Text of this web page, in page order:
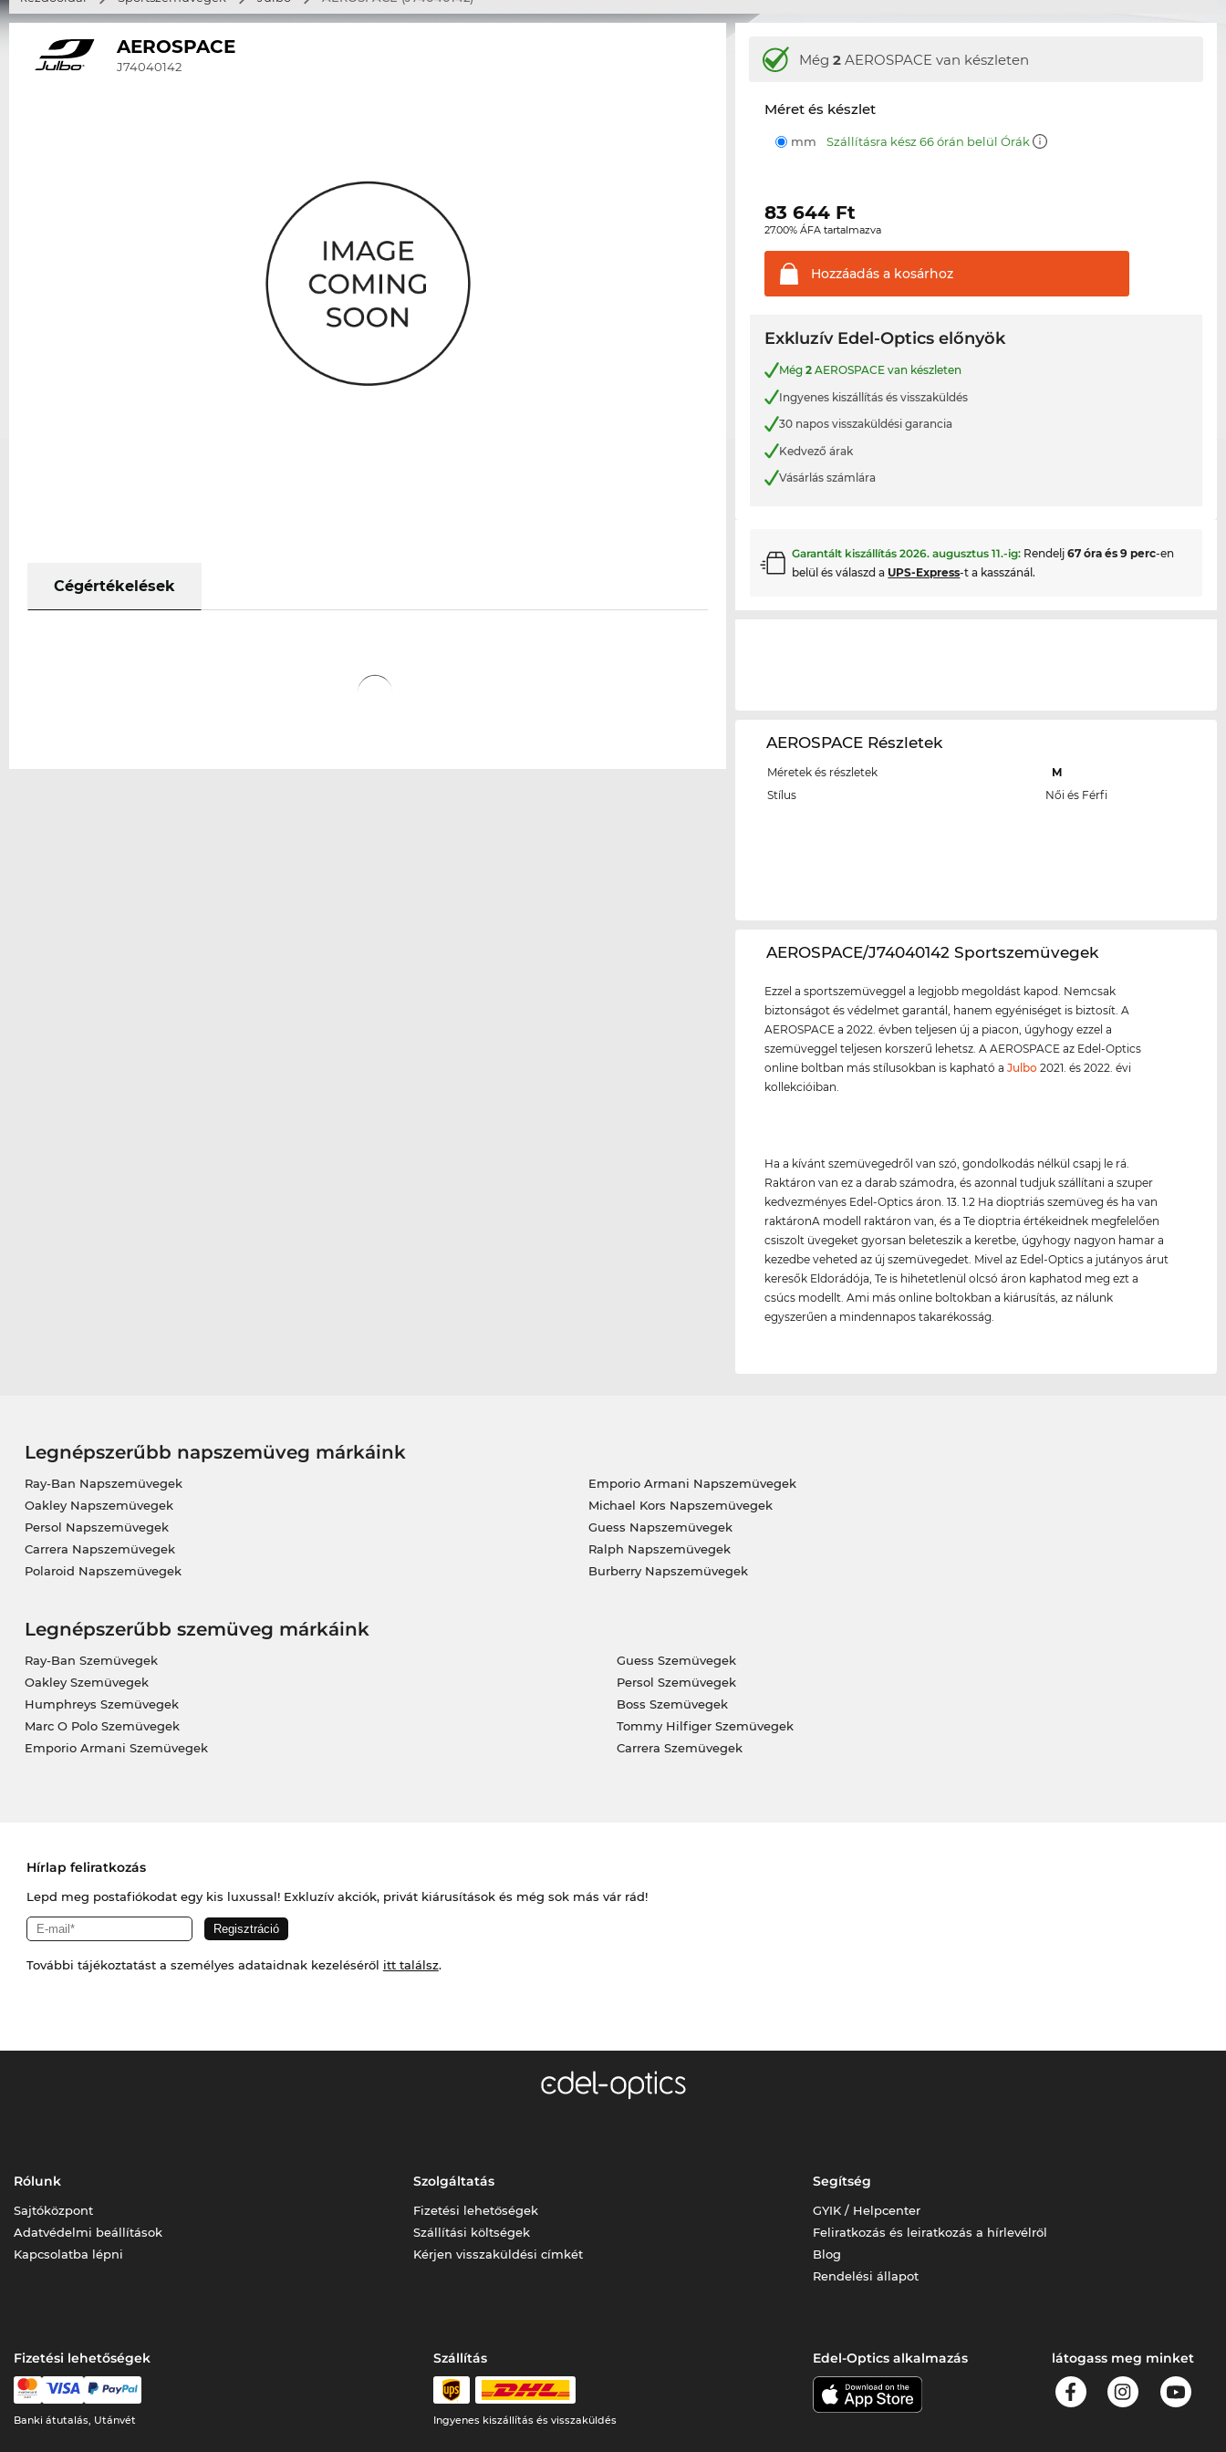
AEROSPACE
J74040142
Cégértékelések
Még2 AEROSPACE van készleten
Méret és készlet
mm Szállításra kész 66 órán belül Órák
83 644 Ft
27.00% ÁFA tartalmazva
Hozzáadás a kosárhoz
Exkluzív Edel-Optics előnyök
Még2 AEROSPACE van készleten
Ingyenes kiszállítás és visszaküldés
30 napos visszaküldési garancia
Kedvező árak
Vásárlás számlára
Garantált kiszállítás2026. augusztus 11.-ig: Rendelj67 óra és 9 perc-en
belül és válaszd a UPS-Express-t a kasszánál.
AEROSPACE Részletek
Méretek és részletek
M
Stílus
Női és Férfi
‌AEROSPACE/J74040142 Sportszemüvegek
Ezzel a sportszemüveggel a legjobb megoldást kapod. Nemcsak
biztonságot és védelmet garantál, hanem egyéniséget is biztosít. A
AEROSPACE a 2022. évben teljesen új a piacon, úgyhogy ezzel a
szemüveggel teljesen korszerű lehetsz. A AEROSPACE az Edel-Optics
online boltban más stílusokban is kapható aJulbo 2021. és 2022. évi
kollekcióiban.
Ha a kívánt szemüvegedről van szó, gondolkodás nélkül csapj le rá.
Raktáron van ez a darab számodra, és azonnal tudjuk szállítani a szuper
kedvezményes Edel-Optics áron. 13. 1.2 Ha dioptriás szemüveg és ha van
raktáronA modell raktáron van, és a Te dioptria értékeidnek megfelelően
csiszolt üvegeket gyorsan beleteszik a keretbe, úgyhogy nagyon hamar a
kezedbe veheted az új szemüvegedet. Mivel az Edel-Optics a jutányos árut
keresők Eldorádója, Te is hihetetlenül olcsó áron kaphatod meg ezt a
csúcs modellt. Ami más online boltokban a kiárusítás, az nálunk
egyszerűen a mindennapos takarékosság.
Legnépszerűbb napszemüveg márkáink
Ray-Ban Napszemüvegek
Oakley Napszemüvegek
Persol Napszemüvegek
Carrera Napszemüvegek
Polaroid Napszemüvegek
Emporio Armani Napszemüvegek
Michael Kors Napszemüvegek
Guess Napszemüvegek
Ralph Napszemüvegek
Burberry Napszemüvegek
Legnépszerűbb szemüveg márkáink
Ray-Ban Szemüvegek
Oakley Szemüvegek
Humphreys Szemüvegek
Marc O Polo Szemüvegek
Emporio Armani Szemüvegek
Guess Szemüvegek
Persol Szemüvegek
Boss Szemüvegek
Tommy Hilfiger Szemüvegek
Carrera Szemüvegek
Hírlap feliratkozás
Lepd meg postafiókodat egy kis luxussal! Exkluzív akciók, privát kiárusítások és még sok más vár rád!
További tájékoztatást a személyes adataidnak kezeléséről itt találsz.
Rólunk
Sajtóközpont
Adatvédelmi beállítások
Kapcsolatba lépni
Szolgáltatás
Fizetési lehetőségek
Szállítási költségek
Kérjen visszaküldési címkét
Segítség
GYIK / Helpcenter
Feliratkozás és leiratkozás a hírlevélről
Blog
Rendelési állapot
Fizetési lehetőségek
Banki átutalás, Utánvét
Szállítás
Ingyenes kiszállítás és visszaküldés
Edel-Optics alkalmazás látogass meg minket